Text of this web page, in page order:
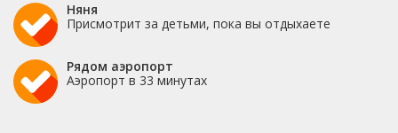
Няня
Присмотрит за детьми, пока вы отдыхаете
Рядом аэропорт
Аэропорт в 33 минутах